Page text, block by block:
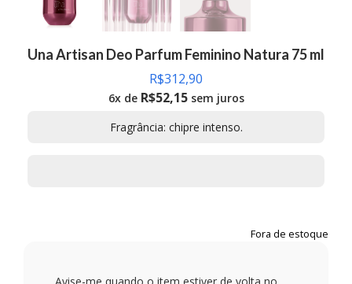
Una Artisan Deo Parfum Feminino Natura 75 ml
R$312,90
6x de R$52,15 sem juros
Fragrância: chipre intenso.
Fora de estoque